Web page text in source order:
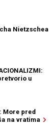
Nietzschea
u
More pred
na vratima